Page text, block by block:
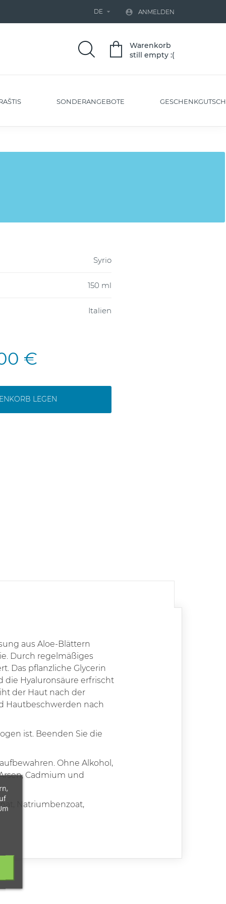
DE   ANMELDEN
Warenkorb
still empty :(
SONDERANGEBOTE
Syrio
150 ml
Italien
€
LEGEN
aus Aloe-Blättern
Durch regelmäßiges
Das pflanzliche Glycerin
die Hyaluronsäure erfrischt
der Haut nach der
Hautbeschwerden nach
ist. Beenden Sie die
Ohne Alkohol,
Cadmium und
Natriumbenzoat,